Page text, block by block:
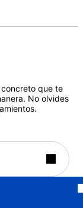
que te
No olvides